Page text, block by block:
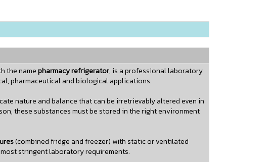
the namepharmacy refrigerator, is a professional laboratory
pharmaceutical and biological applications.
nature and balance that can be irretrievably altered even in
these substances must be stored in the right environment
(combined fridge and freezer) with static or ventilated
stringent laboratory requirements.